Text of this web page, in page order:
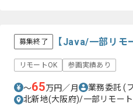
募集終了 【Java/一部リ
リモートOK 参画実績あり
〜65万円／月 業務委託(
北新地(大阪府)/一部リモート